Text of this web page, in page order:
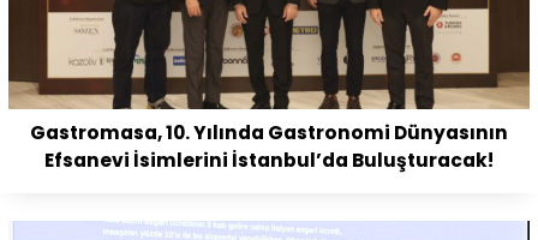
Gastromasa, 10. Yılında Gastronomi Dünyasının
Efsanevi İsimlerini İstanbul’da Buluşturacak!